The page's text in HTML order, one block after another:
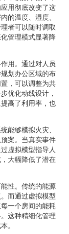
用彻底改变了这
的温度、湿度、
者可以随时调取
管理模式显著降
用。通过对人员
划办公区域的布
，可以调整为共
优化动线设计，
高了利用率，也
能够模拟火灾、
案。当真实事件
虚拟模型指导人
大幅降低了潜在
性。传统的能源
而通过虚拟模型
一个房间的能耗
这种精细化管理
。